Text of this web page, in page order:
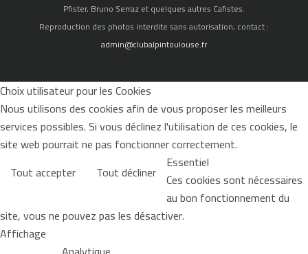
Pfister, Bruno Serraz et quelques autres Cafistes.
Reproduction des photos interdite sans autorisation, contact :
admin@clubalpintoulouse.fr
Choix utilisateur pour les Cookies
Nous utilisons des cookies afin de vous proposer les meilleurs
services possibles. Si vous déclinez l'utilisation de ces cookies, le
site web pourrait ne pas fonctionner correctement.
Tout accepter
Tout décliner Essentiel
Ces cookies sont nécessaires
au bon fonctionnement du
site, vous ne pouvez pas les désactiver.
Affichage